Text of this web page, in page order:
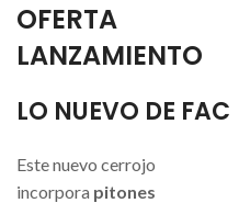
OFERTA
LANZAMIENTO
LO NUEVO DE FAC
Este nuevo cerrojo
incorpora pitones